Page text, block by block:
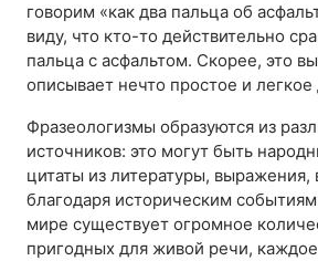
говорим «как два пальца об
виду, что кто-то действительно
пальца с асфальтом. Скорее, это
описывает нечто простое и
Фразеологизмы образуются из
источников: это могут быть
цитаты из литературы, выражения,
благодаря историческим
мире существует огромное
пригодных для живой речи,